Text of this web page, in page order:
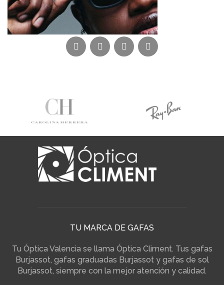
TU MARCA DE GAFAS
Tu Óptica Valencia se llama Óptica Climent. Tus gafas
Burjassot, gafas graduadas Burjassot y gafas de sol
Burjassot, siempre con la mejor atención y calidad.